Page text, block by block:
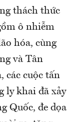
thách thức
ô nhiễm
hóa, cùng
và Tân
các cuộc tấn
ly khai đã xảy
Quốc, đe dọa